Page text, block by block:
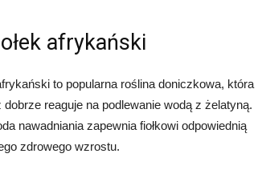
afrykański
to popularna roślina doniczkowa, która
dobrze reaguje na podlewanie wodą z żelatyną.
nawadniania zapewnia fiołkowi odpowiednią
zdrowego wzrostu.